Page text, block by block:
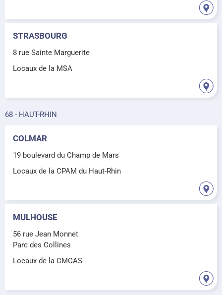
STRASBOURG
8 rue Sainte Marguerite
Locaux de la MSA
68 - HAUT-RHIN
COLMAR
19 boulevard du Champ de Mars
Locaux de la CPAM du Haut-Rhin
MULHOUSE
56 rue Jean Monnet
Parc des Collines
Locaux de la CMCAS